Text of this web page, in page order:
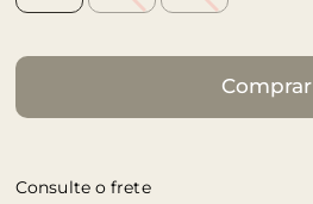
Comprar
Consulte o frete